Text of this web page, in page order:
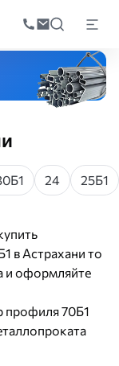
по
Двутавровая
24 25Б1
в Астрахани то
и оформляйте
профиля 70Б1